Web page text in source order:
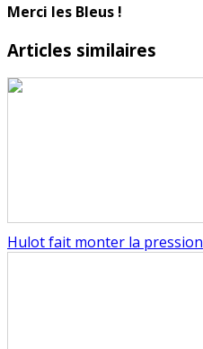
Merci les Bleus !
Articles similaires
Hulot fait monter la pression